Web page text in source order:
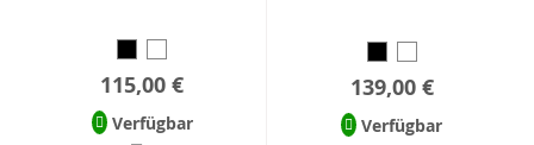
115,00 €
Verfügbar
139,00 €
Verfügbar